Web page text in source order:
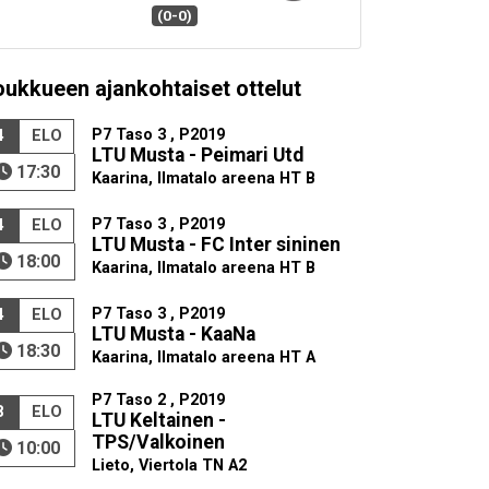
(0-0)
ajankohtaiset ottelut
ELO
17:30
P7 Taso 3 , P2019
LTU Musta - Peimari Utd
Kaarina, Ilmatalo areena HT B
ELO
18:00
P7 Taso 3 , P2019
LTU Musta - FC Inter sininen
Kaarina, Ilmatalo areena HT B
ELO
18:30
P7 Taso 3 , P2019
LTU Musta - KaaNa
Kaarina, Ilmatalo areena HT A
ELO
10:00
P7 Taso 2 , P2019
LTU Keltainen -
TPS/Valkoinen
Lieto, Viertola TN A2